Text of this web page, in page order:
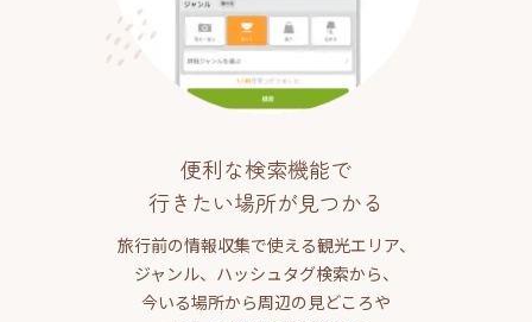
便利な検索機能で
行きたい場所が見つかる
旅行前の情報収集で使える観光エリア、
ジャンル、ハッシュタグ検索から、
今いる場所から周辺の見どころや